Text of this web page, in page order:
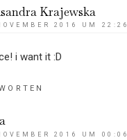
Krajewska
2016 UM 22:26
i want it :D
2016 UM 00:06